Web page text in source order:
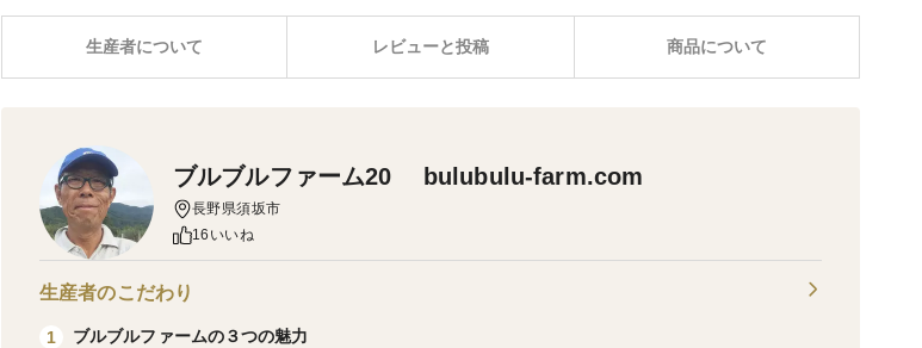
レビューと投稿 商品について
生産者について
ブルブルファーム20 bulubulu-farm.com
長野県須坂市
16いいね
生産者のこだわり
1
ブルブルファームの３つの魅力